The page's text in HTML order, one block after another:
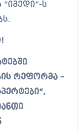
ს
რეფორმა –